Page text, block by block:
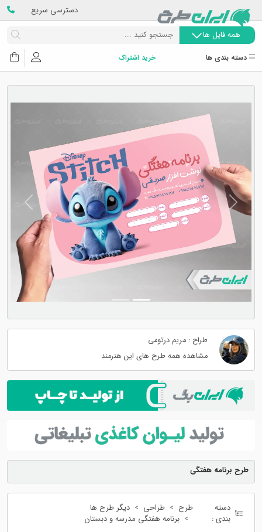
دسترسی سریع
همه فایل ها
دسته بندی ها خرید اشتراک
طرح برنامه هفتگی
دسته
بندی :
طرح طراحی
دیگر طرح ها
برنامه هفتگی مدرسه و دبستان
Previous
Next
طراح : مریم درتومی
مشاهده همه طرح های این هنرمند